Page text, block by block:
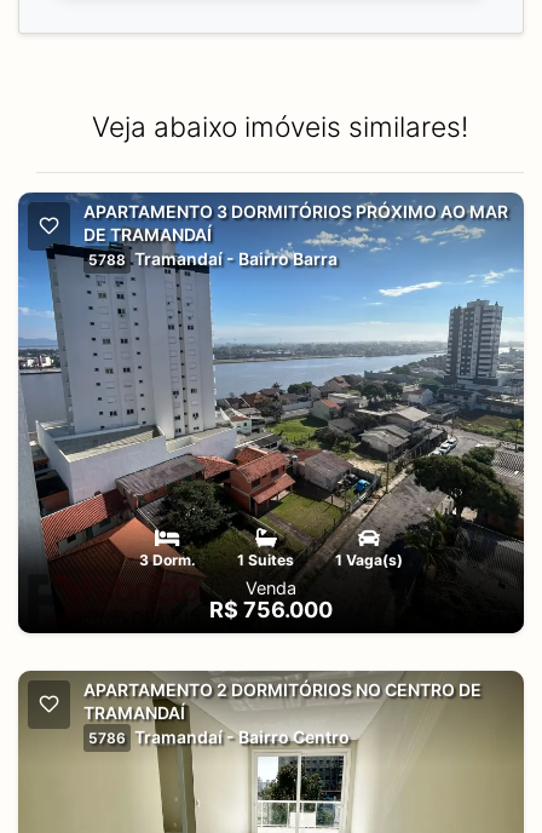
Veja abaixo imóveis similares!
APARTAMENTO 3 DORMITÓRIOS PRÓXIMO AO MAR
DE TRAMANDAÍ
5788 Tramandaí - Bairro Barra
3 Dorm. 1 Suites 1 Vaga(s)
Venda
R$ 756.000
APARTAMENTO 2 DORMITÓRIOS NO CENTRO DE
TRAMANDAÍ
5786 Tramandaí - Bairro Centro